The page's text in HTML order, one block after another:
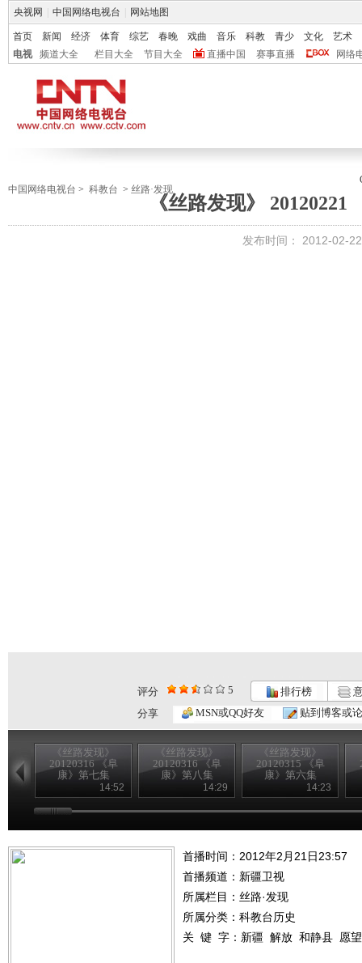
央视网 中国网络电视台 网站地图
首页 新闻 经济 体育 综艺 春晚 戏曲 音乐 科教 青少 文化
艺术
电视
频道大全 栏目大全 节目大全 直播中国 赛事直播 网络
中国网络电视台 > 科教台 > 丝路·发现
《丝路发现》 20120221
发布时间： 2012-02-
评分 5 排行榜
分享
MSN或QQ好友 贴到博客或
《丝路发现》
20120316 《阜
康》第七集
14:52
《丝路发现》
20120316 《阜
康》第八集
14:29
《丝路发现》
20120315 《阜
康》第六集
14:23
首播时间：2012年2月21日23:57
首播频道： 新疆卫视
所属栏目： 丝路·发现
所属分类：科教台历史
关 键 字： 新疆 解放 和静县 愿望